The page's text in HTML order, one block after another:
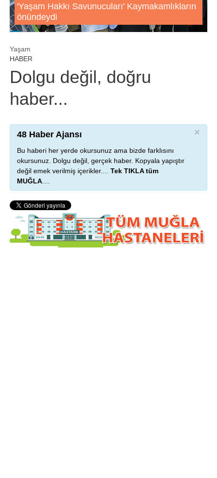
'Yaşam Hakkı Savunucuları' Kaymakamlıkların
önündeydi
Yaşam
HABER
Dolgu değil, doğru
haber...
×
48 Haber Ajansı
Bu haberi her yerde okursunuz ama bizde farklısını
okursunuz. Dolgu değil, gerçek haber. Kopyala yapıştır
değil emek verilmiş içerikler.... Tek TIKLA tüm
MUĞLA